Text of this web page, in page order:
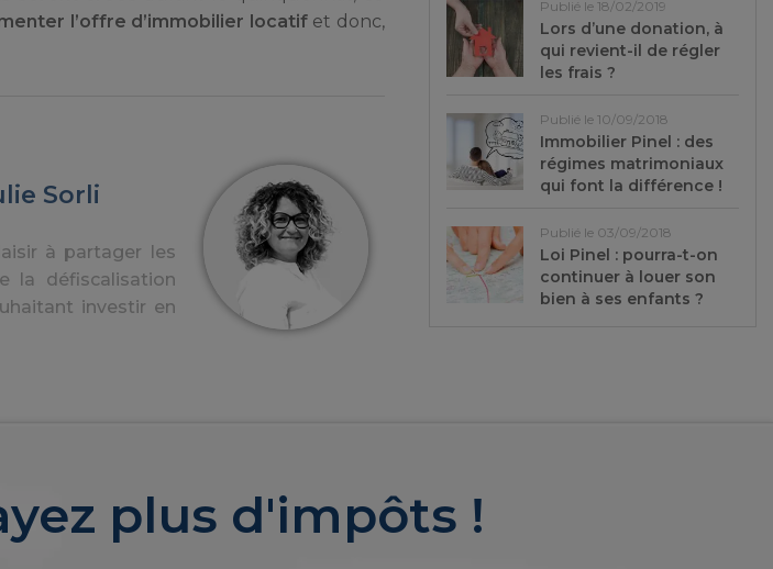
l’offre d’immobilier locatifet donc,
Sorli
à partager les
la défiscalisation
investir en
Publié le 18/02/2019
Lors d’une donation, à
qui revient-il de régler
les frais ?
Publié le 10/09/2018
Immobilier Pinel : des
régimes matrimoniaux
qui font la différence !
Publié le 03/09/2018
Loi Pinel : pourra-t-on
continuer à louer son
bien à ses enfants ?
plus d'impôts !